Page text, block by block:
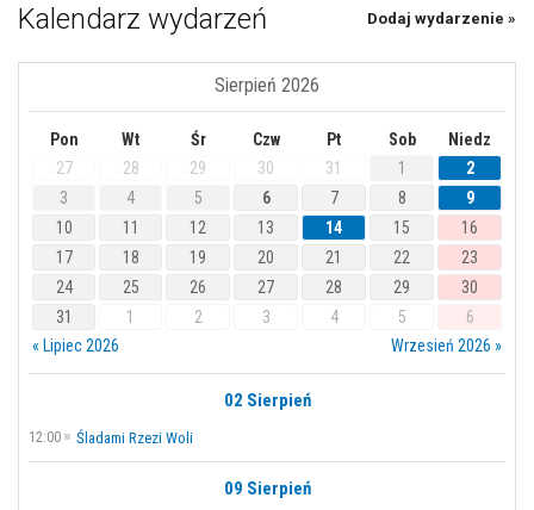
Kalendarz wydarzeń Dodaj wydarzenie »
Sierpień 2026
Pon Wt Śr Czw Pt Sob
Niedz
27
28 29 30 31 1
2
3
4 5 6 7 8
9
10
11 12 13 14 15
16
17
18 19 20 21 22
23
24
25 26 27 28 29
30
31
1 2 3 4 5
6
« Lipiec 2026
Wrzesień 2026 »
02 Sierpień
12:00 Śladami Rzezi Woli
09 Sierpień